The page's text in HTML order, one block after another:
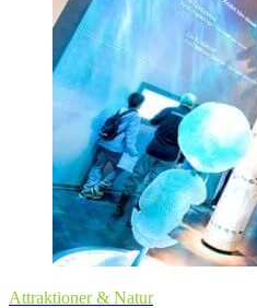
Attraktioner & Natur